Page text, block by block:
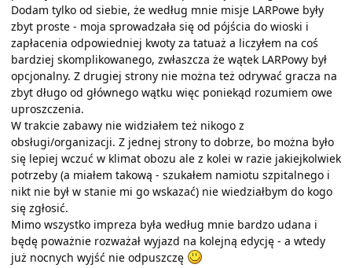
Dodam tylko od siebie, że według mnie misje LARPowe były
zbyt proste - moja sprowadzała się od pójścia do wioski i
zapłacenia odpowiedniej kwoty za tatuaż a liczyłem na coś
bardziej skomplikowanego, zwłaszcza że wątek LARPowy był
opcjonalny. Z drugiej strony nie można też odrywać gracza na
zbyt długo od głównego wątku więc poniekąd rozumiem owe
uproszczenia.
W trakcie zabawy nie widziałem też nikogo z
obsługi/organizacji. Z jednej strony to dobrze, bo można było
się lepiej wczuć w klimat obozu ale z kolei w razie jakiejkolwiek
potrzeby (a miałem takową - szukałem namiotu szpitalnego i
nikt nie był w stanie mi go wskazać) nie wiedziałbym do kogo
się zgłosić.
Mimo wszystko impreza była według mnie bardzo udana i
będę poważnie rozważał wyjazd na kolejną edycję - a wtedy
już nocnych wyjść nie odpuszczę